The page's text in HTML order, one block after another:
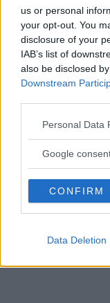
us or personal
your opt-out. You
disclosure of your
IAB’s list of
also be disclosed
Downstream
Please note that
not limited to your
use your data for
consent section.
Personal Data
Google
CONFIRM
Data Deletion
Fonte: GreatEscape.co
FOTO 1DI